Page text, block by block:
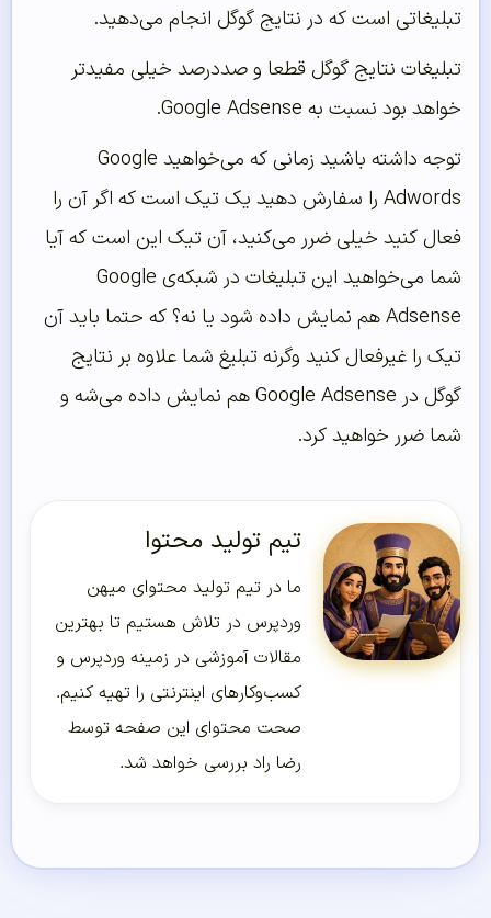
تبلیغاتی است که در نتایج گوگل انجام می‌‌دهید.
تبلیغات نتایج گوگل قطعا و صددرصد خیلی مفیدتر
خواهد بود نسبت به Google Adsense.
توجه داشته باشید زمانی که می‌‌خواهید Google
Adwords را سفارش دهید یک تیک است که اگر آن را
فعال کنید خیلی ضرر می‌‌کنید، آن تیک این است که آیا
شما می‌‌خواهید این تبلیغات در شبکه‌‌ی Google
Adsense هم نمایش داده شود یا نه؟ که حتما باید آن
تیک را غیرفعال کنید وگرنه تبلیغ شما علاوه بر نتایج
گوگل در Google Adsense هم نمایش داده می‌‌شه و
شما ضرر خواهید کرد.
تیم تولید محتوا
ما در تیم تولید محتوای میهن
وردپرس در تلاش هستیم تا بهترین
مقالات آموزشی در زمینه وردپرس و
کسب‌و‌کارهای اینترنتی را تهیه کنیم.
صحت محتوای این صفحه توسط
رضا راد بررسی خواهد شد.